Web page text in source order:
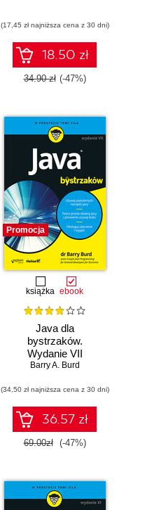
(17,45 zł najniższa cena z 30 dni)
18.50 zł
34.90 zł (-47%)
Promocja
książka ebook
Java dla
bystrzaków.
Wydanie VII
Barry A. Burd
(34,50 zł najniższa cena z 30 dni)
36.57 zł
69.00zł (-47%)